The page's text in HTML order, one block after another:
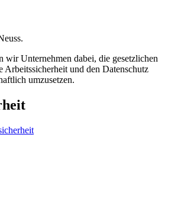
wir Unternehmen dabei, die gesetzlichen
Arbeitssicherheit und den Datenschutz
umzusetzen.